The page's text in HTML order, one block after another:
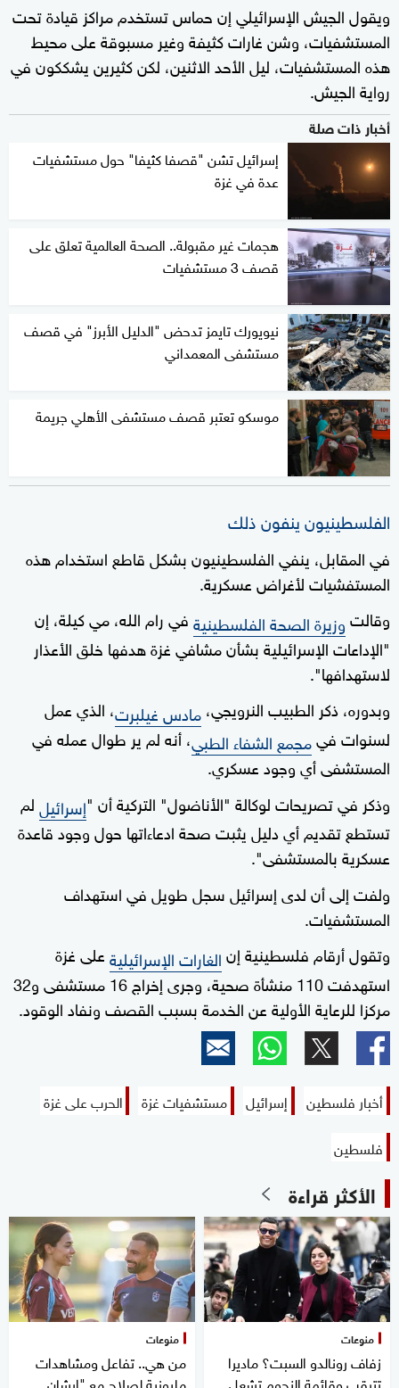
ويقول الجيش الإسرائيلي إن حماس تستخدم مراكز قيادة تحت
المستشفيات، وشن غارات كثيفة وغير مسبوقة على محيط
هذه المستشفيات، ليل الأحد الاثنين، لكن كثيرين يشككون في
رواية الجيش.
أخبار ذات صلة
إسرائيل تشن "قصفا كثيفا" حول مستشفيات
عدة في غزة
هجمات غير مقبولة.. الصحة العالمية تعلق على
قصف 3 مستشفيات
نيويورك تايمز تدحض "الدليل الأبرز" في قصف
مستشفى المعمداني
موسكو تعتبر قصف مستشفى الأهلي جريمة
الفلسطينيون ينفون ذلك
في المقابل، ينفي الفلسطينيون بشكل قاطع استخدام هذه
المستفشيات لأغراض عسكرية.
وقالتوزيرة الصحة الفلسطينيةفي رام الله، مي كيلة، إن
"الإداعات الإسرائيلية بشأن مشافي غزة هدفها خلق الأعذار
لاستهدافها".
وبدوره، ذكر الطبيب النرويجي،مادس غيلبرت، الذي عمل
لسنوات فيمجمع الشفاء الطبي، أنه لم ير طوال عمله في
المستشفى أي وجود عسكري.
وذكر في تصريحات لوكالة "الأناضول" التركية أن "إسرائيللم
تستطع تقديم أي دليل يثبت صحة ادعاءاتها حول وجود قاعدة
عسكرية بالمستشفى".
ولفت إلى أن لدى إسرائيل سجل طويل في استهداف
المستشفيات.
وتقول أرقام فلسطينية إنالغارات الإسرائيليةعلى غزة
استهدفت 110 منشأة صحية، وجرى إخراج 16 مستشفى و32
مركزا للرعاية الأولية عن الخدمة بسبب القصف ونفاد الوقود.
أخبار فلسطين إسرائيل مستشفيات غزة
الحرب على غزة
فلسطين
الأكثر قراءة
منوعات
زفاف رونالدو السبت؟ ماديرا
تترقب وقائمة النجوم تشعل
منوعات
من هي.. تفاعل ومشاهدات
مليونية لصلاح مع "إيشان